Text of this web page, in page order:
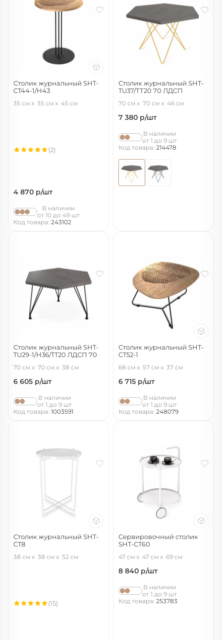
Столик журнальный SHT-
CT44-1/H43
35 см 35 см 45 см
4 870 р/шт
(2)
В наличии
от 10 до 49 шт
Код товара: 243102
Столик журнальный SHT-
TU37/ТТ20 70 ЛДСП
70 см 70 см 46 см
7 380 р/шт
В наличии
от 1 до 9 шт
Код товара: 214478
Столик журнальный SHT-
TU29-1/H36/TT20 ЛДСП 70
темно-серый
70 см 70 см 38 см
6 605 р/шт
В наличии
от 1 до 9 шт
Код товара: 1003591
Столик журнальный SHT-
CT52-1
68 см 57 см 37 см
6 715 р/шт
В наличии
от 1 до 9 шт
Код товара: 248079
Столик журнальный SHT-
CT8
38 см 38 см 52 см
(15)
Сервировочный столик
SHT-CT60
47 см 47 см 69 см
8 840 р/шт
В наличии
от 1 до 9 шт
Код товара: 253783